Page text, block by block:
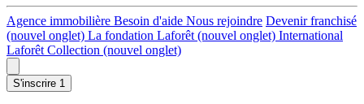
Agence immobilière Besoin d'aide Nous rejoindre Devenir franchisé
(nouvel onglet) La fondation Laforêt (nouvel onglet) International
Laforêt Collection (nouvel onglet)
S'inscrire 1